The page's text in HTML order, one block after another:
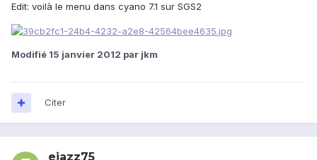
Edit: voilà le menu dans cyano 7.1 sur SGS2
Modifié 15 janvier 2012 par jkm
Citer
ejazz75